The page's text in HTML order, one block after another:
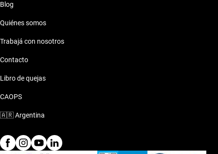
Blog
Quiénes somos
Trabajá con nosotros
Contacto
Libro de quejas
CAOPS
🇦🇷Argentina